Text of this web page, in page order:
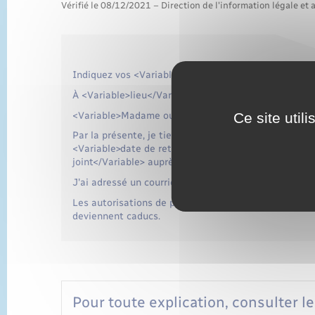
Vérifié le 08/12/2021 – Direction de l'information légale et
Indiquez vos <Variable>nom et prénom, adresse et
À <Variable>lieu</Variable>, le <Variable>date</
<Variable>Madame ou Monsieur ou prénom du
Par la présente, je tiens à <Variable>t' ou vous</
<Variable>date de retrait du compte joint</
joint</Variable> auprès de l'agence de<Variable>
J'ai adressé un courrier à l'agence de
Les autorisations de prélèvement et les ordres de
deviennent caducs.
Pour toute explication, consulter
Ce site